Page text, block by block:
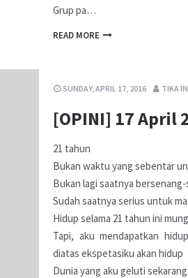
Grup pa…
READ MORE
SUNDAY, APRIL 17, 2016 TIKA
[OPINI] 17 April
21 tahun
Bukan waktu yang sebentar
Bukan lagi saatnya
Sudah saatnya serius untuk
Hidup selama 21 tahun ini
Tapi, aku mendapatkan
diatas ekspetasiku akan hidup
Dunia yang aku geluti